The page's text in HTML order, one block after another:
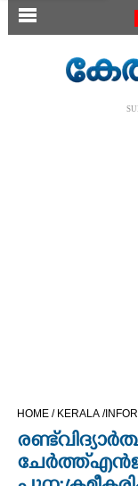
SECTIONS
CINEMA
OPINION
HOME / KERALA /
രണ്ട്
ചേർത്ത് എൻജി.